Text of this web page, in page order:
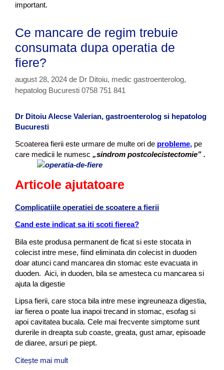
important.
Ce mancare de regim trebuie
consumata dupa operatia de
fiere?
august 28, 2024 de Dr Ditoiu, medic gastroenterolog,
hepatolog Bucuresti 0758 751 841
Dr Ditoiu Alecse Valerian, gastroenterolog si hepatolog
Bucuresti
Scoaterea fierii este urmare de multe ori de probleme, pe
care medicii le numesc „sindrom postcolecistectomie” .
Articole ajutatoare
Complicatiile operatiei de scoatere a fierii
Cand este indicat sa iti scoti fierea?
Bila este produsa permanent de ficat si este stocata in
colecist intre mese, fiind eliminata din colecist in duoden
doar atunci cand mancarea din stomac este evacuata in
duoden. Aici, in duoden, bila se amesteca cu mancarea si
ajuta la digestie
Lipsa fierii, care stoca bila intre mese ingreuneaza digestia,
iar fierea o poate lua inapoi trecand in stomac, esofag si
apoi cavitatea bucala. Cele mai frecvente simptome sunt
durerile in dreapta sub coaste, greata, gust amar, episoade
de diaree, arsuri pe piept.
Citește mai mult